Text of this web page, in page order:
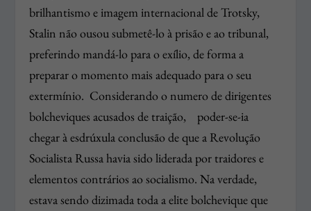
brilhantismo e imagem internacional de Trotsky,
Stalin não ousou submetê-lo à prisão e ao tribunal,
preferindo mandá-lo para o exílio, de forma a
preparar o momento mais adequado para o seu
extermínio. Considerando o numero de dirigentes
bolcheviques acusados de traição, poder-se-ia
chegar à esdrúxula conclusão de que a Revolução
Socialista Russa havia sido liderada por traidores e
elementos contrários ao socialismo. Na verdade,
estava sendo dizimada toda a elite bolchevique que